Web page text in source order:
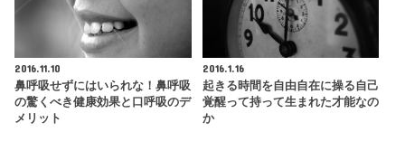
2016.11.10
鼻呼吸せずにはいられな！鼻呼吸
の驚くべき健康効果と口呼吸のデ
メリット
2016.1.16
起きる時間を自由自在に操る自己
覚醒って持って生まれた才能なの
か